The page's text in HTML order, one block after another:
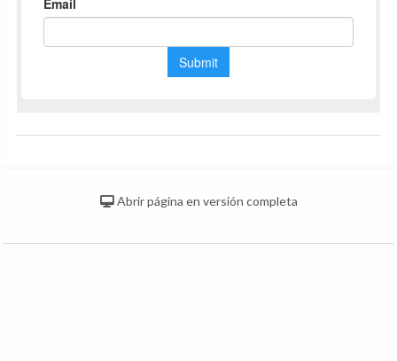
Abrir página en versión completa